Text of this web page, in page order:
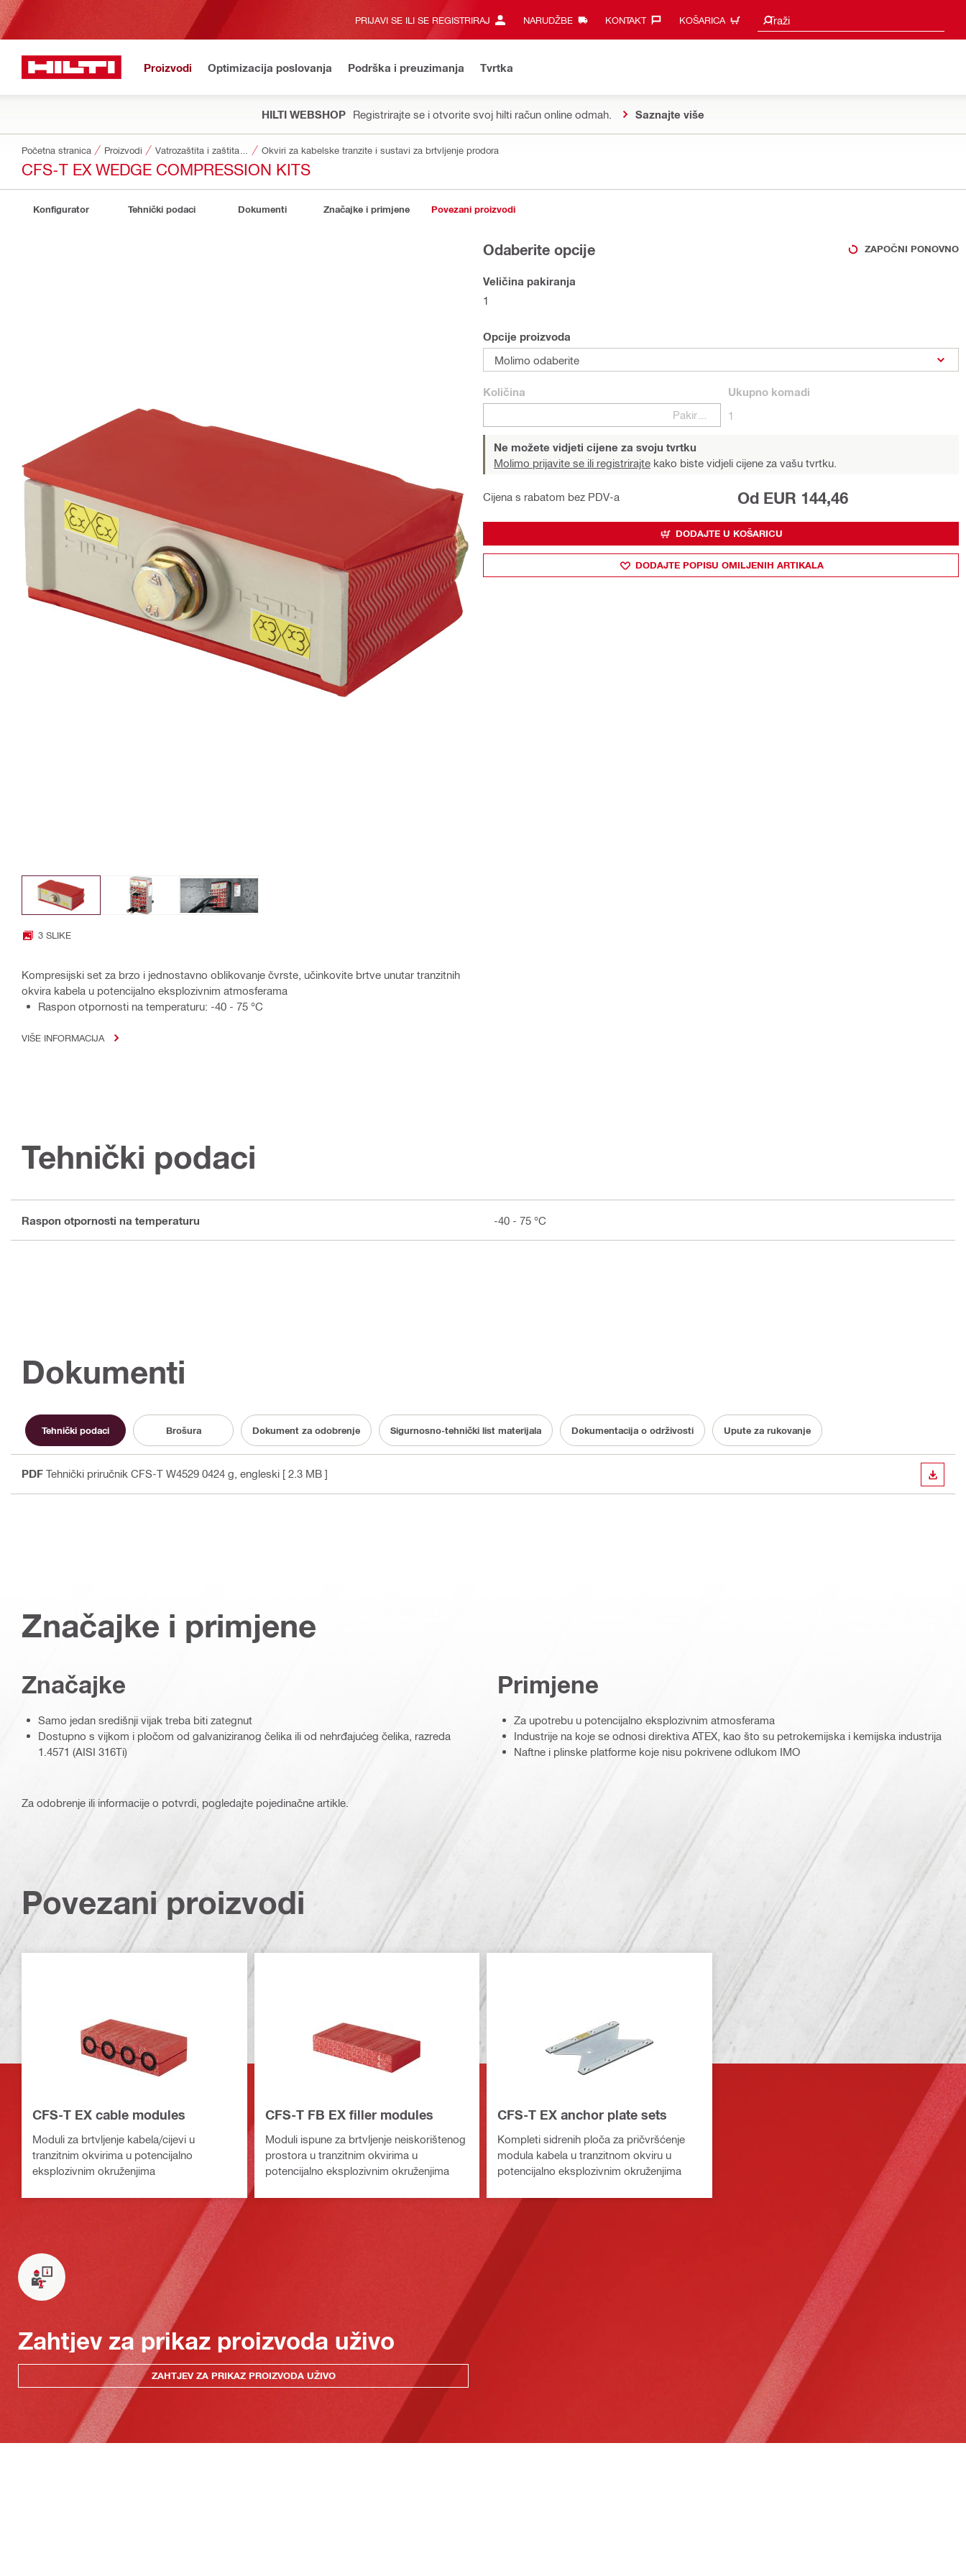
PRIJAVI SE ILI SE REGISTRIRAJ NARUDŽBE KONTAKT‎ KOŠARICA Traži
Prijedlozi za pretraživanje
Proizvodi Optimizacija poslovanja Podrška i preuzimanja Tvrtka
HILTI WEBSHOP Registrirajte se i otvorite svoj hilti račun online odmah. Saznajte više
Početna stranica Proizvodi Okviri za kabelske tranzite i sustavi za brtvljenje prodora
CFS-T EX WEDGE COMPRESSION KITS
Konfigurator Tehnički podaci Dokumenti Značajke i primjene Povezani proizvodi
3 SLIKE
Kompresijski set za brzo i jednostavno oblikovanje čvrste, učinkovite brtve unutar tranzitnih
okvira kabela u potencijalno eksplozivnim atmosferama
Raspon otpornosti na temperaturu: -40 - 75 °C
VIŠE INFORMACIJA
Odaberite opcije ZAPOČNI PONOVNO
Veličina pakiranja
1
Opcije proizvoda
Molimo odaberite
Količina
Pakiranje
Ukupno komadi
1
Ne možete vidjeti cijene za svoju tvrtku
Molimo prijavite se ili registrirajte kako biste vidjeli cijene za vašu tvrtku.
Cijena s rabatom bez PDV-a Od EUR 144,46
DODAJTE U KOŠARICU
DODAJTE POPISU OMILJENIH ARTIKALA
Tehnički podaci
Raspon otpornosti na temperaturu -40 - 75 °C
Dokumenti
Tehnički podaci Brošura Dokument za odobrenje Sigurnosno-tehnički list materijala Dokumentacija o održivosti Upute za rukovanje
PDF Tehnički priručnik CFS-T W4529 0424 g , engleski [ 2.3 MB ]
Značajke i primjene
Značajke
Samo jedan središnji vijak treba biti zategnut
Dostupno s vijkom i pločom od galvaniziranog čelika ili od nehrđajućeg čelika, razreda
1.4571 (AISI 316Ti)
Primjene
Za upotrebu u potencijalno eksplozivnim atmosferama
Industrije na koje se odnosi direktiva ATEX, kao što su petrokemijska i kemijska industrija
Naftne i plinske platforme koje nisu pokrivene odlukom IMO
Za odobrenje ili informacije o potvrdi, pogledajte pojedinačne artikle.
Povezani proizvodi
CFS-T EX cable modules
Moduli za brtvljenje kabela/cijevi u
tranzitnim okvirima u potencijalno
eksplozivnim okruženjima
CFS-T FB EX filler modules
Moduli ispune za brtvljenje neiskorištenog
prostora u tranzitnim okvirima u
potencijalno eksplozivnim okruženjima
CFS-T EX anchor plate sets
Kompleti sidrenih ploča za pričvršćenje
modula kabela u tranzitnom okviru u
potencijalno eksplozivnim okruženjima
Zahtjev za prikaz proizvoda uživo
ZAHTJEV ZA PRIKAZ PROIZVODA UŽIVO